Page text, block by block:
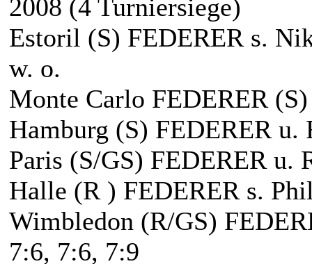
2008 (4 Turniersiege)
Estoril (S) FEDERER s.
w. o.
Monte Carlo FEDERER
Hamburg (S) FEDERER
Paris (S/GS) FEDERER u.
Halle (R ) FEDERER s.
Wimbledon (R/GS)
7:6, 7:6, 7:9